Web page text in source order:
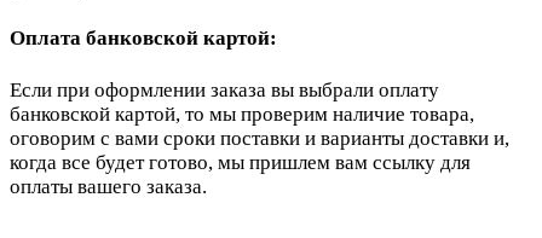
Оплата банковской картой:
Если при оформлении заказа вы выбрали оплату
банковской картой, то мы проверим наличие товара,
оговорим с вами сроки поставки и варианты доставки и,
когда все будет готово, мы пришлем вам ссылку для
оплаты вашего заказа.